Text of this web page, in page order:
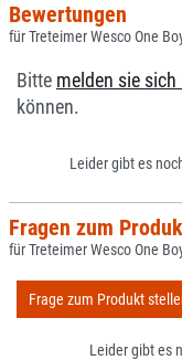
Bewertungen
für Treteimer Wesco One
Bitte melden sie sich
können.
Leider gibt es
Fragen zum
für Treteimer Wesco One
Frage zum Produkt
Leider gibt es